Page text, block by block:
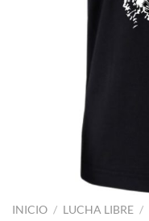
INICIO / LUCHA LIBRE /